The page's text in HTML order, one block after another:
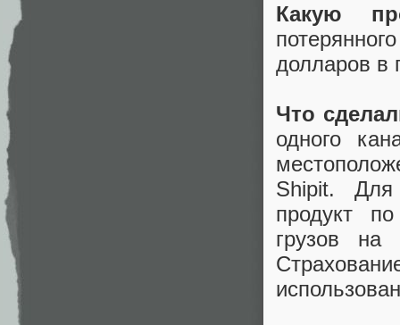
Какую
долларов в
Что
одного
Shipit. Для
продукт
грузов на